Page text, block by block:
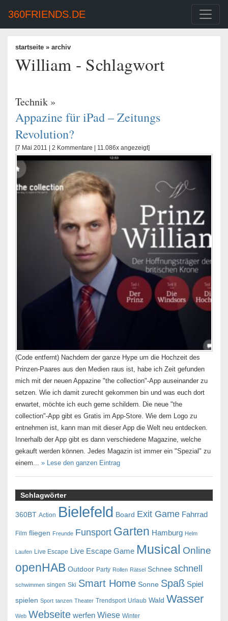
360FRIENDS.DE
startseite » archiv
William - Schlagwort
Technik »
Appazine für iPad – Zeitungs
Revolution?
[7 Mai 2011 | 2 Kommentare | 11.086x angezeigt]
(Code entfernt) Nachdem der ganze Hype um die Hochzeit des
Prinzen-Paares aus den Medien raus ist, habe ich Zeit gefunden
mich mit der neuen Appazine "the collection"-App auseinander zu
setzen. Wie ich damit zurecht gekommen bin und was euch dort
erwartet, möchte ich euch gerne schildern. Die neue "the
collection"-App gibt es Gratis im App-Store. Wie dem Logo zu
entnehmen ist, kann man mit dieser App die Welt neu entdecken.
Innerhalb der App gibt es dann verschiedene Magazine, welche
gekauft werden können. Jedes Magazin ist immer ein "Spezial" zu
einem... » Lese den ganzen Eintrag
Schlagwörter
360BT Action Bielefeld Board Exit Game Fahrrad
Film fliegen Freunde Funsport Garten Hamburg Helm
Laufen Live Escape Live Escape Game Musical Online
openHAB Outdoor Party Rollen Rätsel Schnee schnell
schwimmen singen Ski Smart Home Sonne Spaß Spiel
spielen Sport tanzen Theater Trendsport Urlaub Wald Wasser
Web Webseite werfen Wiese Winter